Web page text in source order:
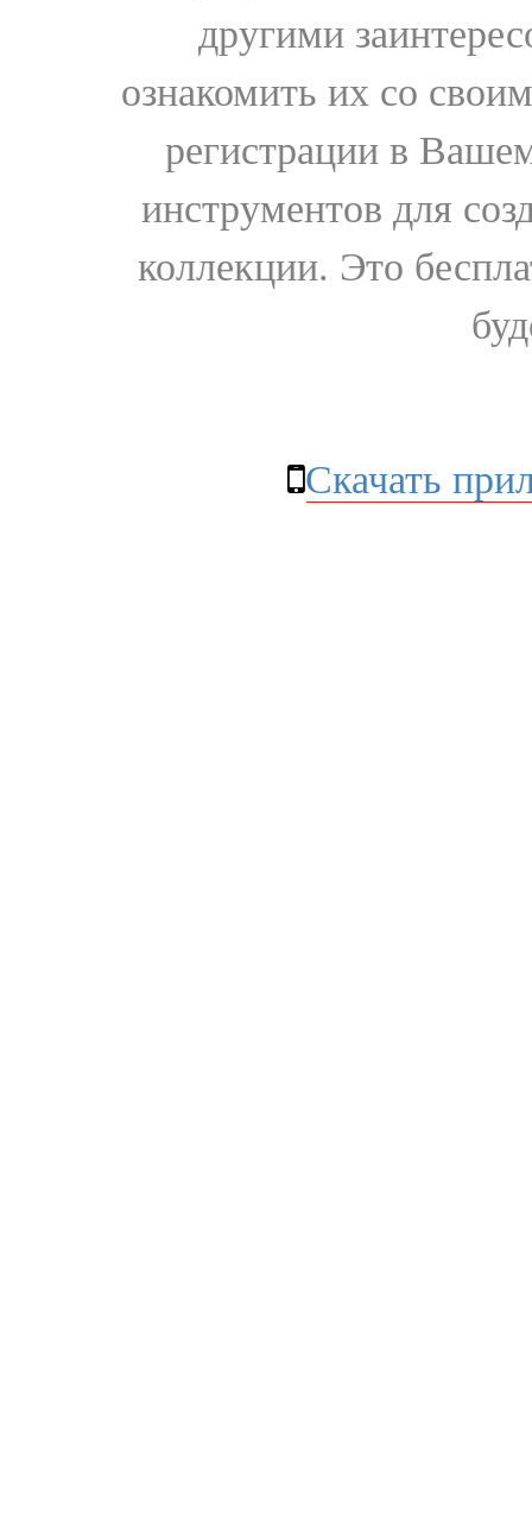
другими
ознакомить их со
регистрации в
инструментов для
коллекции. Это
Скачать